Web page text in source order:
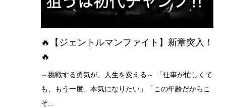
🔥【ジェントルマンファイト】新章突入！
🔥
～挑戦する勇気が、人生を変える～ 「仕事が忙しくて
も、もう一度、本気になりたい」「この年齢だからこ
そ...